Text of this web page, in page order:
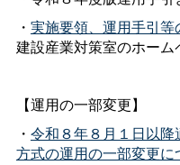
・ 実施要領、運用手引等
建設産業対策室のホーム
【運用の一部変更】
・ 令和８年８月１日以
方式の運用の一部変更に